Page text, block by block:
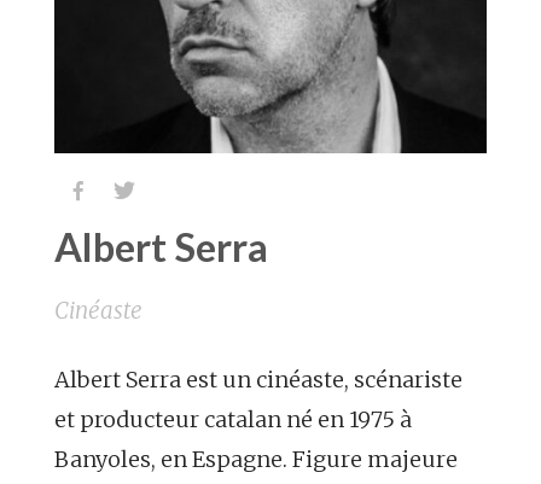
 
Albert Serra
Cinéaste
Albert Serra est un cinéaste, scénariste
et producteur catalan né en 1975 à
Banyoles, en Espagne. Figure majeure